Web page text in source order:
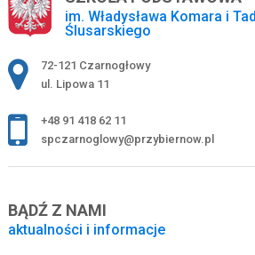
im. Władysława Komara i
Ślusarskiego
Adres pocztowy:
72-121 Czarnogłowy
ul. Lipowa 11
+48 91 418 62 11
spczarnoglowy@przybiernow.pl
BĄDŹ Z NAMI
aktualności i informacje